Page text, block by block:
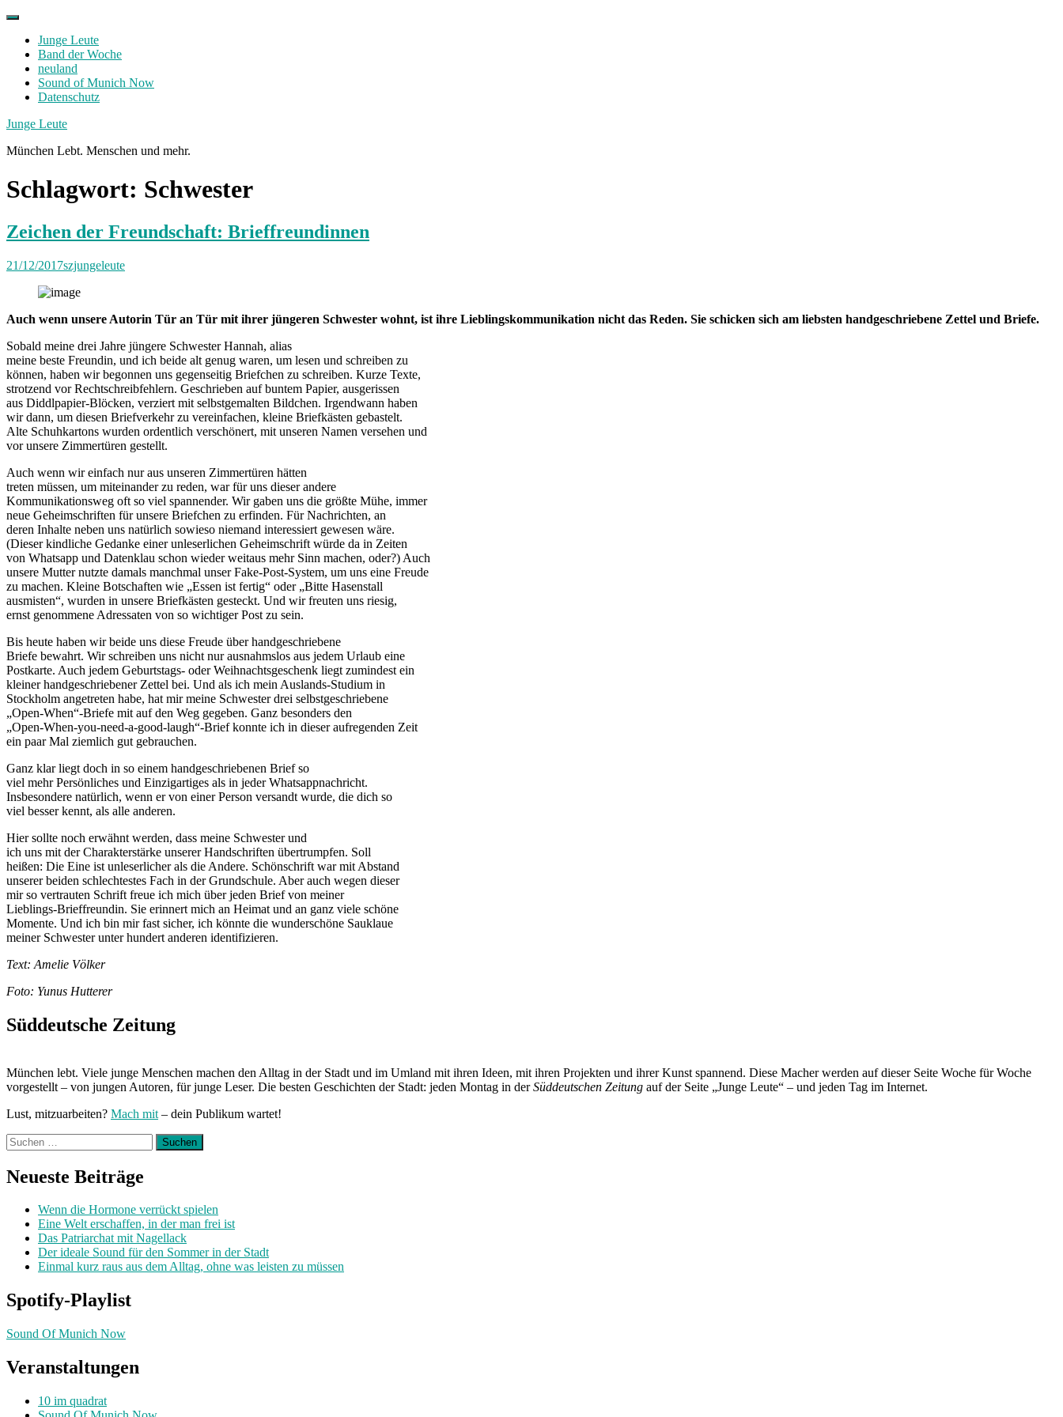
Skip
contentJunge Leute
Band der Woche
neuland
Sound of Munich Now
Datenschutz
Facebook
Twitter
Instagram
Junge Leute
München Lebt. Menschen und mehr.
Schlagwort: Schwester
Zeichen der Freundschaft: Brieffreundinnen
21/12/2017szjungeleute
Auch wenn unsere Autorin Tür an Tür mit ihrer jüngeren Schwester wohnt, ist ihre Lieblingskommunikation nicht das Reden. Sie schicken sich am liebsten handgeschriebene Zettel und Briefe.
Sobald meine drei Jahre jüngere Schwester Hannah, alias
meine beste Freundin, und ich beide alt genug waren, um lesen und schreiben zu
können, haben wir begonnen uns gegenseitig Briefchen zu schreiben. Kurze Texte,
strotzend vor Rechtschreibfehlern. Geschrieben auf buntem Papier, ausgerissen
aus Diddlpapier-Blöcken, verziert mit selbstgemalten Bildchen. Irgendwann haben
wir dann, um diesen Briefverkehr zu vereinfachen, kleine Briefkästen gebastelt.
Alte Schuhkartons wurden ordentlich verschönert, mit unseren Namen versehen und
vor unsere Zimmertüren gestellt.
Auch wenn wir einfach nur aus unseren Zimmertüren hätten
treten müssen, um miteinander zu reden, war für uns dieser andere
Kommunikationsweg oft so viel spannender. Wir gaben uns die größte Mühe, immer
neue Geheimschriften für unsere Briefchen zu erfinden. Für Nachrichten, an
deren Inhalte neben uns natürlich sowieso niemand interessiert gewesen wäre.
(Dieser kindliche Gedanke einer unleserlichen Geheimschrift würde da in Zeiten
von Whatsapp und Datenklau schon wieder weitaus mehr Sinn machen, oder?) Auch
unsere Mutter nutzte damals manchmal unser Fake-Post-System, um uns eine Freude
zu machen. Kleine Botschaften wie „Essen ist fertig“ oder „Bitte Hasenstall
ausmisten“, wurden in unsere Briefkästen gesteckt. Und wir freuten uns riesig,
ernst genommene Adressaten von so wichtiger Post zu sein.
Bis heute haben wir beide uns diese Freude über handgeschriebene
Briefe bewahrt. Wir schreiben uns nicht nur ausnahmslos aus jedem Urlaub eine
Postkarte. Auch jedem Geburtstags- oder Weihnachtsgeschenk liegt zumindest ein
kleiner handgeschriebener Zettel bei. Und als ich mein Auslands-Studium in
Stockholm angetreten habe, hat mir meine Schwester drei selbstgeschriebene
„Open-When“-Briefe mit auf den Weg gegeben. Ganz besonders den
„Open-When-you-need-a-good-laugh“-Brief konnte ich in dieser aufregenden Zeit
ein paar Mal ziemlich gut gebrauchen.
Ganz klar liegt doch in so einem handgeschriebenen Brief so
viel mehr Persönliches und Einzigartiges als in jeder Whatsappnachricht.
Insbesondere natürlich, wenn er von einer Person versandt wurde, die dich so
viel besser kennt, als alle anderen.
Hier sollte noch erwähnt werden, dass meine Schwester und
ich uns mit der Charakterstärke unserer Handschriften übertrumpfen. Soll
heißen: Die Eine ist unleserlicher als die Andere. Schönschrift war mit Abstand
unserer beiden schlechtestes Fach in der Grundschule. Aber auch wegen dieser
mir so vertrauten Schrift freue ich mich über jeden Brief von meiner
Lieblings-Brieffreundin. Sie erinnert mich an Heimat und an ganz viele schöne
Momente. Und ich bin mir fast sicher, ich könnte die wunderschöne Sauklaue
meiner Schwester unter hundert anderen identifizieren.
Text: Amelie Völker
Foto: Yunus Hutterer
Süddeutsche Zeitung
München lebt. Viele junge Menschen machen den Alltag in der Stadt und im Umland mit ihren Ideen, mit ihren Projekten und ihrer Kunst spannend. Diese Macher werden auf dieser Seite Woche für Woche
vorgestellt – von jungen Autoren, für junge Leser. Die besten Geschichten der Stadt: jeden Montag in derSüddeutschen Zeitung auf der Seite „Junge Leute“ – und jeden Tag im Internet.
Lust, mitzuarbeiten? Mach mit – dein Publikum wartet!
Suchen
nach:
Neueste Beiträge
Wenn die Hormone verrückt spielen
Eine Welt erschaffen, in der man frei ist
Das Patriarchat mit Nagellack
Der ideale Sound für den Sommer in der Stadt
Einmal kurz raus aus dem Alltag, ohne was leisten zu müssen
Spotify-Playlist
Sound Of Munich Now
Veranstaltungen
10 im quadrat